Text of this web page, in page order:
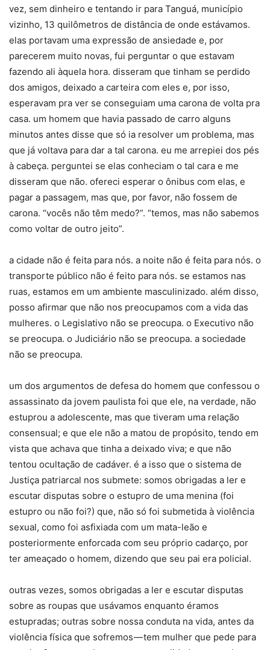
vez, sem dinheiro e tentando ir para Tanguá, município
vizinho, 13 quilômetros de distância de onde estávamos.
elas portavam uma expressão de ansiedade e, por
parecerem muito novas, fui perguntar o que estavam
fazendo ali àquela hora. disseram que tinham se perdido
dos amigos, deixado a carteira com eles e, por isso,
esperavam pra ver se conseguiam uma carona de volta pra
casa. um homem que havia passado de carro alguns
minutos antes disse que só ia resolver um problema, mas
que já voltava para dar a tal carona. eu me arrepiei dos pés
à cabeça. perguntei se elas conheciam o tal cara e me
disseram que não. ofereci esperar o ônibus com elas, e
pagar a passagem, mas que, por favor, não fossem de
carona. “vocês não têm medo?”. “temos, mas não sabemos
como voltar de outro jeito”.
a cidade não é feita para nós. a noite não é feita para nós. o
transporte público não é feito para nós. se estamos nas
ruas, estamos em um ambiente masculinizado. além disso,
posso afirmar que não nos preocupamos com a vida das
mulheres. o Legislativo não se preocupa. o Executivo não
se preocupa. o Judiciário não se preocupa. a sociedade
não se preocupa.
um dos argumentos de defesa do homem que confessou o
assassinato da jovem paulista foi que ele, na verdade, não
estuprou a adolescente, mas que tiveram uma relação
consensual; e que ele não a matou de propósito, tendo em
vista que achava que tinha a deixado viva; e que não
tentou ocultação de cadáver. é a isso que o sistema de
Justiça patriarcal nos submete: somos obrigadas a ler e
escutar disputas sobre o estupro de uma menina (foi
estupro ou não foi?) que, não só foi submetida à violência
sexual, como foi asfixiada com um mata-leão e
posteriormente enforcada com seu próprio cadarço, por
ter ameaçado o homem, dizendo que seu pai era policial.
outras vezes, somos obrigadas a ler e escutar disputas
sobre as roupas que usávamos enquanto éramos
estupradas; outras sobre nossa conduta na vida, antes da
violência física que sofremos — tem mulher que pede para